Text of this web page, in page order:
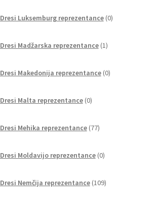
Dresi Luksemburg reprezentance 0izdelkov
Dresi Madžarska reprezentance 1izdelek
Dresi Makedonija reprezentance 0izdelkov
Dresi Malta reprezentance 0izdelkov
Dresi Mehika reprezentance 77izdelkov
Dresi Moldavijo reprezentance 0izdelkov
Dresi Nemčija reprezentance 109izdelkov